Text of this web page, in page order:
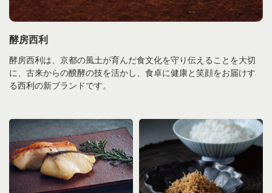
酵房西利
酵房西利は、京都の風土が育んだ食文化を守り伝えることを大切
に、古来からの醗酵の技を活かし、食卓に健康と笑顔をお届けす
る西利の新ブランドです。